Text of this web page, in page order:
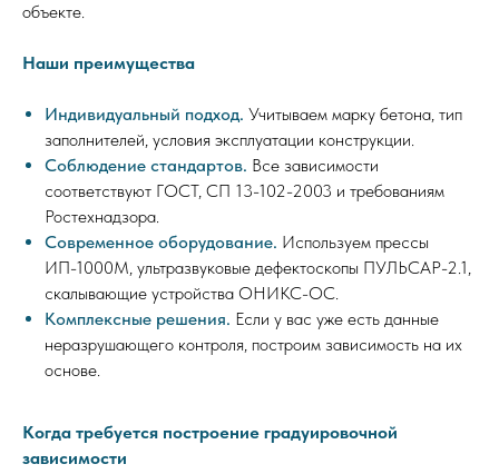
объекте.
Наши преимущества
Индивидуальный подход. Учитываем марку бетона, тип
заполнителей, условия эксплуатации конструкции.
Соблюдение стандартов. Все зависимости
соответствуют ГОСТ, СП 13-102-2003 и требованиям
Ростехнадзора.
Современное оборудование. Используем прессы
ИП-1000М, ультразвуковые дефектоскопы ПУЛЬСАР-2.1,
скалывающие устройства ОНИКС-ОС.
Комплексные решения. Если у вас уже есть данные
неразрушающего контроля, построим зависимость на их
основе.
Когда требуется построение градуировочной
зависимости